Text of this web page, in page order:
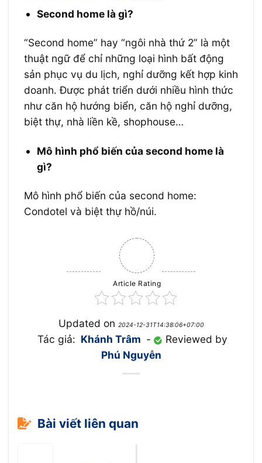
Second home là gì?
“Second home” hay “ngôi nhà thứ 2” là một
thuật ngữ để chỉ những loại hình bất động
sản phục vụ du lịch, nghỉ dưỡng kết hợp kinh
doanh. Được phát triển dưới nhiều hình thức
như căn hộ hướng biển, căn hộ nghỉ dưỡng,
biệt thự, nhà liền kề, shophouse…
Mô hình phổ biến của second home là
gì?
Mô hình phổ biến của second home:
Condotel và biệt thự hồ/núi.
Article Rating
Updated on 2024-12-31T14:38:06+07:00
Tác giả: Khánh Trâm -
Reviewed by
Phú Nguyễn
Bài viết liên quan